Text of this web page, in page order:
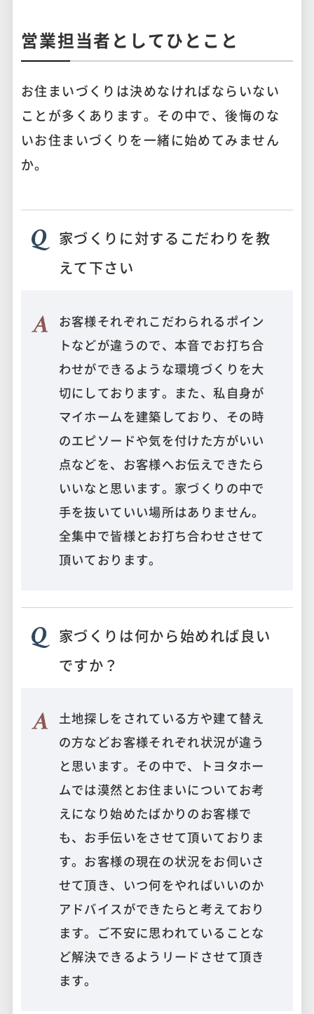
営業担当者としてひとこと
お住まいづくりは決めなければならいない
ことが多くあります。その中で、後悔のな
いお住まいづくりを一緒に始めてみません
か。
家づくりに対するこだわりを教
えて下さい
お客様それぞれこだわられるポイン
トなどが違うので、本音でお打ち合
わせができるような環境づくりを大
切にしております。また、私自身が
マイホームを建築しており、その時
のエピソードや気を付けた方がいい
点などを、お客様へお伝えできたら
いいなと思います。家づくりの中で
手を抜いていい場所はありません。
全集中で皆様とお打ち合わせさせて
頂いております。
家づくりは何から始めれば良い
ですか？
土地探しをされている方や建て替え
の方などお客様それぞれ状況が違う
と思います。その中で、トヨタホー
ムでは漠然とお住まいについてお考
えになり始めたばかりのお客様で
も、お手伝いをさせて頂いておりま
す。お客様の現在の状況をお伺いさ
せて頂き、いつ何をやればいいのか
アドバイスができたらと考えており
ます。ご不安に思われていることな
ど解決できるようリードさせて頂き
ます。